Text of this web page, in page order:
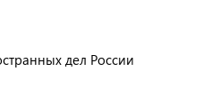
дел России